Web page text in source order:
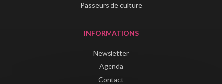
Passeurs de culture
INFORMATIONS
Newsletter
Agenda
Contact